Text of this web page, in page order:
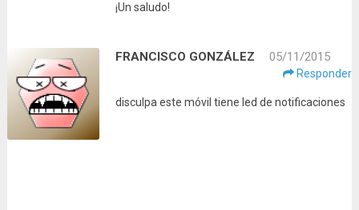
¡Un saludo!
FRANCISCO GONZÁLEZ 05/11/2015
Responder
disculpa este móvil tiene led de notificaciones